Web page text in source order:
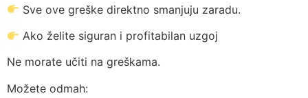
Sve ove greške direktno smanjuju zaradu.
Ako želite siguran i profitabilan uzgoj
Ne morate učiti na greškama.
Možete odmah: